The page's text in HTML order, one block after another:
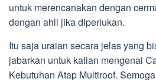
untuk merencanakan dengan
dengan ahli jika diperlukan.
Itu saja uraian secara jelas yang
jabarkan untuk kalian mengenai
Kebutuhan Atap Multiroof.